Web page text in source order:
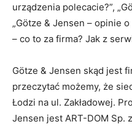
urządzenia polecacie?”,
„Götze & Jensen – opinie
– co to za firma? Jak z
Götze & Jensen skąd jest
przeczytać możemy, że
Łodzi na ul. Zakładowej.
Jensen jest ART-DOM Sp.